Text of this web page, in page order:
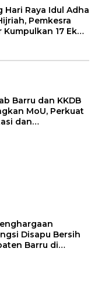
Hari Raya Idul Adha
Pemkesra
Kumpulkan 17 Ekor
Barru dan KKDB
MoU, Perkuat
dan
Disapu Bersih
Barru di